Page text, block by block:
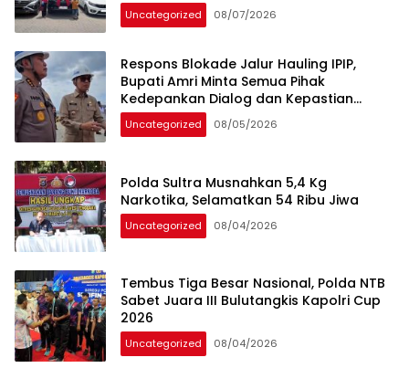
Uncategorized 08/07/2026
Respons Blokade Jalur Hauling IPIP,
Bupati Amri Minta Semua Pihak
Kedepankan Dialog dan Kepastian
Hukum
Uncategorized 08/05/2026
Polda Sultra Musnahkan 5,4 Kg
Narkotika, Selamatkan 54 Ribu Jiwa
Uncategorized 08/04/2026
Tembus Tiga Besar Nasional, Polda NTB
Sabet Juara III Bulutangkis Kapolri Cup
2026
Uncategorized 08/04/2026